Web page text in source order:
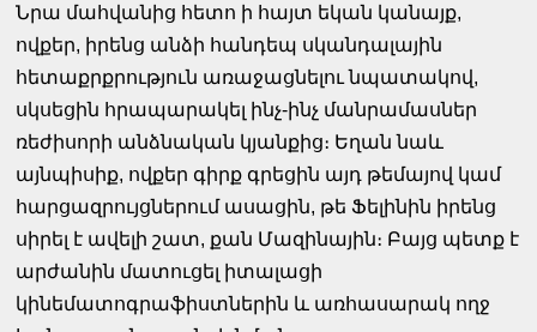
Նրա մահվանից հետո ի հայտ եկան կանայք,
ովքեր, իրենց անձի հանդեպ սկանդալային
հետաքրքրություն առաջացնելու նպատակով,
սկսեցին հրապարակել ինչ-ինչ մանրամասներ
ռեժիսորի անձնական կյանքից։ Եղան նաև
այնպիսիք, ովքեր գիրք գրեցին այդ թեմայով կամ
հարցազրույցներում ասացին, թե Ֆելինին իրենց
սիրել է ավելի շատ, քան Մազինային։ Բայց պետք է
արժանին մատուցել իտալացի
կինեմատոգրաֆիստներին և առհասարակ ողջ